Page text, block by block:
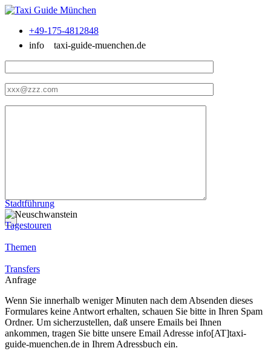
+49-175-4812848
info
taxi-guide-muenchen.de
Stadtführung
Tagestouren
Themen
Transfers
Anfrage
Wenn Sie innerhalb weniger Minuten nach dem Absenden dieses
Formulares keine Antwort erhalten, schauen Sie bitte in Ihren Spam
Ordner. Um sicherzustellen, daß unsere Emails bei Ihnen
ankommen, tragen Sie bitte unsere Email Adresse info[AT]taxi-
guide-muenchen.de in Ihrem Adressbuch ein.